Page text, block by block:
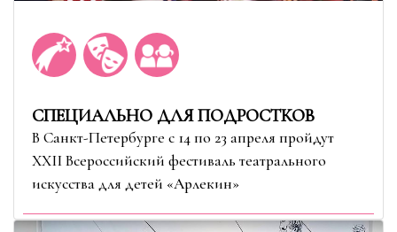
СПЕЦИАЛЬНО ДЛЯ ПОДРОСТКОВ
В Санкт-Петербурге с 14 по 23 апреля пройдут
XXII Всероссийский фестиваль театрального
искусства для детей «Арлекин»